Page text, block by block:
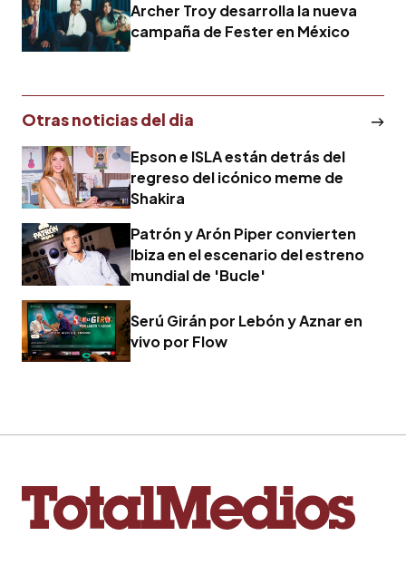
Archer Troy desarrolla la nueva
campaña de Fester en México
Otras noticias del dia
Epson e ISLA están detrás del
regreso del icónico meme de
Shakira
Patrón y Arón Piper convierten
Ibiza en el escenario del estreno
mundial de 'Bucle'
Serú Girán por Lebón y Aznar en
vivo por Flow